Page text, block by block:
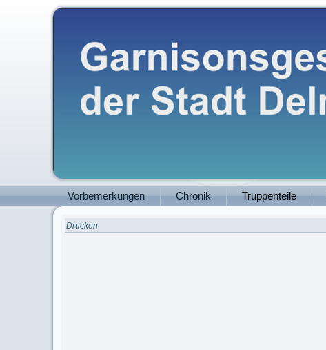
Vorbemerkungen Chronik Truppenteile
Drucken